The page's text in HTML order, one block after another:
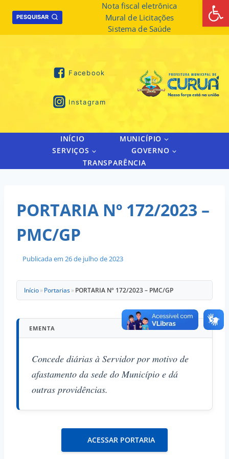
PESQUISAR
Nota fiscal eletrônica
Mural de Licitações
Sistema de Saúde
Facebook
Instagram
INÍCIO
MUNICÍPIO
SERVIÇOS
GOVERNO
TRANSPARÊNCIA
PORTARIA Nº 172/2023 –
PMC/GP
Publicada em 26 de julho de 2023
Início» Portarias» PORTARIA Nº 172/2023 – PMC/GP
EMENTA
Concede diárias à Servidor por motivo de
afastamento da sede do Município e dá
outras providências.
ACESSAR PORTARIA